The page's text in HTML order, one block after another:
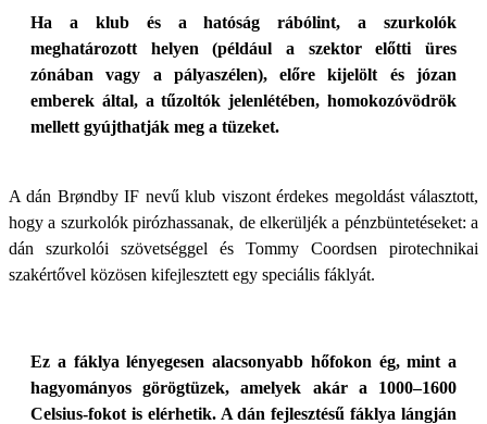
Ha a klub és a hatóság rábólint, a szurkolók
meghatározott helyen (például a szektor előtti üres
zónában vagy a pályaszélen), előre kijelölt és józan
emberek által, a tűzoltók jelenlétében, homokozóvödrök
mellett gyújthatják meg a tüzeket.
A dán Brøndby IF nevű klub viszont érdekes megoldást választott,
hogy a szurkolók pirózhassanak, de elkerüljék a pénzbüntetéseket: a
dán szurkolói szövetséggel és Tommy Coordsen pirotechnikai
szakértővel közösen kifejlesztett egy speciális fáklyát.
Ez a fáklya lényegesen alacsonyabb hőfokon ég, mint a
hagyományos görögtüzek, amelyek akár a 1000–1600
Celsius-fokot is elérhetik. A dán fejlesztésű fáklya lángján